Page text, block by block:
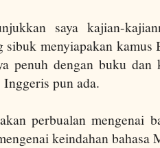
saya kajian-
sibuk menyiapakan kamus
penuh dengan buku dan
Inggeris pun ada.
perbualan mengenai
keindahan bahasa